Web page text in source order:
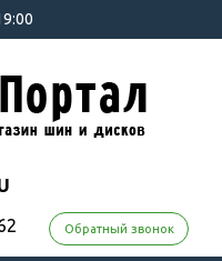
Обратный звонок